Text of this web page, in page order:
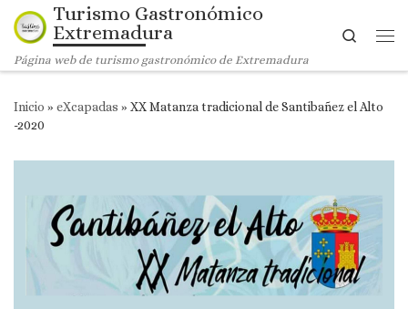
Saltar al contenido
Turismo Gastronómico
Extremadura
Página web de turismo gastronómico de Extremadura
Search
Inicio » eXcapadas » XX Matanza tradicional de Santibañez el Alto
-2020